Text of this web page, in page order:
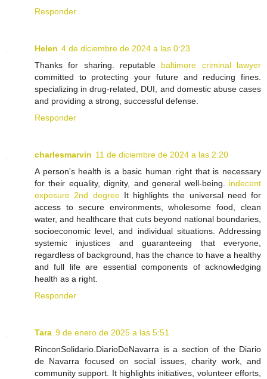
Responder
Helen 4 de diciembre de 2024 a las 0:23
Thanks for sharing. reputable baltimore criminal lawyer
committed to protecting your future and reducing fines.
specializing in drug-related, DUI, and domestic abuse cases
and providing a strong, successful defense.
Responder
charlesmarvin 11 de diciembre de 2024 a las 2:20
A person's health is a basic human right that is necessary
for their equality, dignity, and general well-being. indecent
exposure 2nd degreeIt highlights the universal need for
access to secure environments, wholesome food, clean
water, and healthcare that cuts beyond national boundaries,
socioeconomic level, and individual situations. Addressing
systemic injustices and guaranteeing that everyone,
regardless of background, has the chance to have a healthy
and full life are essential components of acknowledging
health as a right.
Responder
Tara 9 de enero de 2025 a las 5:51
RinconSolidario.DiarioDeNavarra is a section of the Diario
de Navarra focused on social issues, charity work, and
community support. It highlights initiatives, volunteer efforts,